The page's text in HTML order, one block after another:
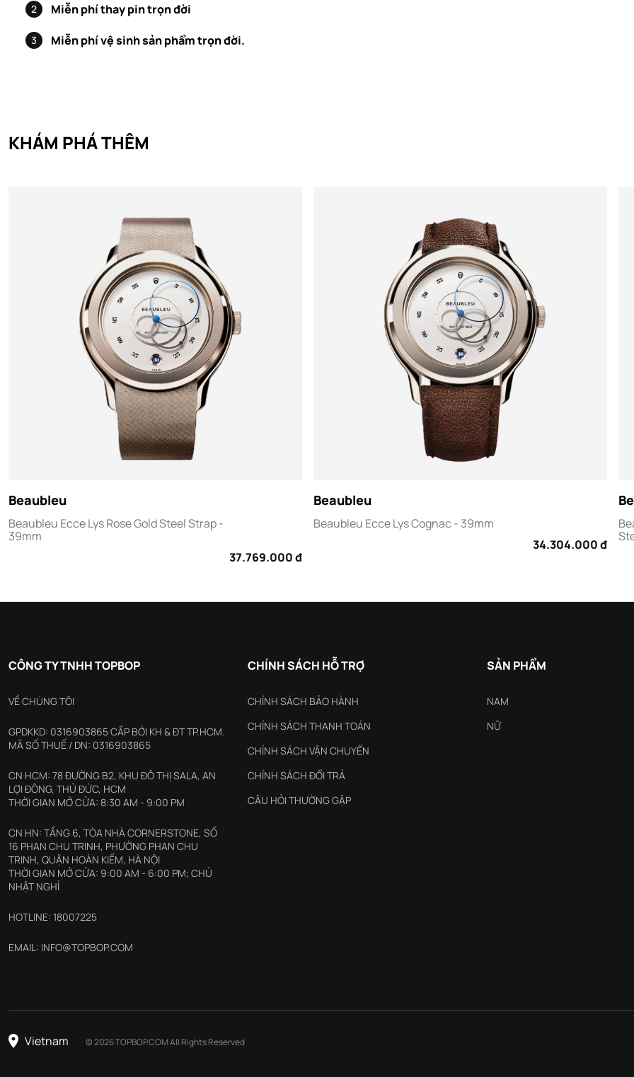
2 Miễn phí thay pin trọn đời
3 Miễn phí vệ sinh sản phẩm trọn đời.
KHÁM PHÁ THÊM
Beaubleu
Beaubleu Ecce Lys Rose Gold Steel Strap -
39mm
37.769.000 đ
Beaubleu
Beaubleu Ecce Lys Cognac - 39mm
34.304.000 đ
CÔNG TY TNHH TOPBOP
VỀ CHÚNG TÔI
GPDKKD: 0316903865 CẤP BỞI KH & ĐT TP.HCM.
MÃ SỐ THUẾ / DN: 0316903865
CN HCM: 78 ĐƯỜNG B2, KHU ĐÔ THỊ SALA, AN
LỢI ĐÔNG, THỦ ĐỨC, HCM
THỜI GIAN MỞ CỬA: 8:30 AM - 9:00 PM
CN HN: TẦNG 6, TÒA NHÀ CORNERSTONE, SỐ
16 PHAN CHU TRINH, PHƯỜNG PHAN CHU
TRINH, QUẬN HOÀN KIẾM, HÀ NỘI
THỜI GIAN MỞ CỬA: 9:00 AM - 6:00 PM; CHỦ
NHẬT NGHỈ
HOTLINE: 18007225
EMAIL: INFO@TOPBOP.COM
CHÍNH SÁCH HỖ TRỢ
CHÍNH SÁCH BẢO HÀNH
CHÍNH SÁCH THANH TOÁN
CHÍNH SÁCH VẬN CHUYỂN
CHÍNH SÁCH ĐỔI TRẢ
CÂU HỎI THƯỜNG GẶP
SẢN PHẨM
NAM
NỮ
Vietnam © 2026 TOPBOP.COM All Rights Reserved